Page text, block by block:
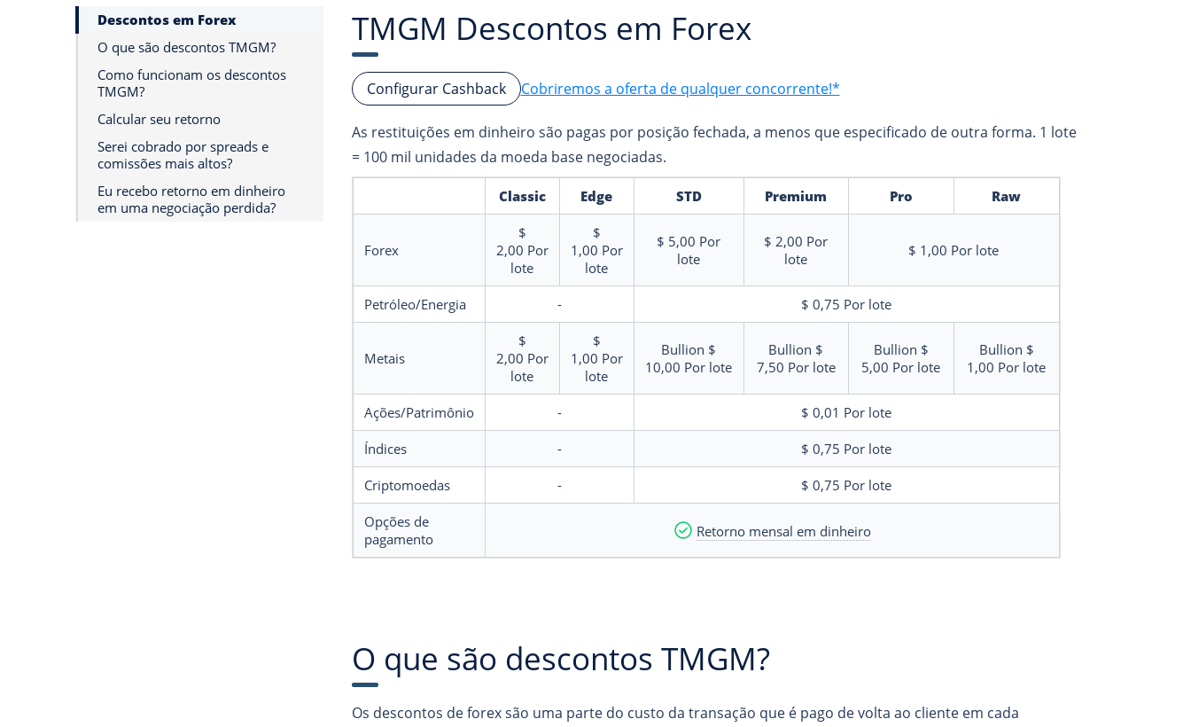
Descontos em Forex
O que são descontos TMGM?
Como funcionam os descontos
TMGM?
Calcular seu retorno
Serei cobrado por spreads e
comissões mais altos?
Eu recebo retorno em dinheiro
em uma negociação perdida?
TMGM Descontos em Forex
Configurar Cashback Cobriremos a oferta de qualquer concorrente!*
As restituições em dinheiro são pagas por posição fechada, a menos que especificado de outra forma. 1 lote
= 100 mil unidades da moeda base negociadas.
Classic Edge STD Premium Pro Raw
Forex
$
2,00 Por
lote
$
1,00 Por
lote
$ 5,00 Por
lote
$ 2,00 Por
lote
$ 1,00 Por lote
Petróleo/Energia - $ 0,75 Por lote
Metais
$
2,00 Por
lote
$
1,00 Por
lote
Bullion $
10,00 Por lote
Bullion $
7,50 Por lote
Bullion $
5,00 Por lote
Bullion $
1,00 Por lote
Ações/Patrimônio - $ 0,01 Por lote
Índices - $ 0,75 Por lote
Criptomoedas - $ 0,75 Por lote
Opções de
pagamento
Retorno mensal em dinheiro
O que são descontos TMGM?
Os descontos de forex são uma parte do custo da transação que é pago de volta ao cliente em cada